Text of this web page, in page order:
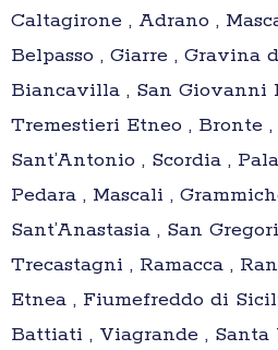
Caltagirone , Adrano ,
Belpasso , Giarre , Gravina
Biancavilla , San Giovanni
Tremestieri Etneo , Bronte
Sant’Antonio , Scordia ,
Pedara , Mascali ,
Sant’Anastasia , San
Trecastagni , Ramacca ,
Etnea , Fiumefreddo di
Battiati , Viagrande , Santa